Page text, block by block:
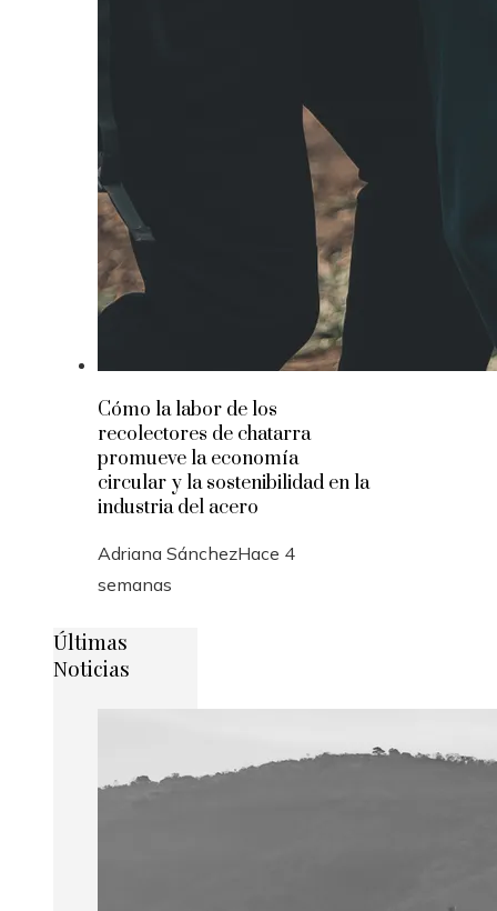
Cómo la labor de los
recolectores de chatarra
promueve la economía
circular y la sostenibilidad en la
industria del acero
Adriana SánchezHace 4
semanas
Últimas
Noticias